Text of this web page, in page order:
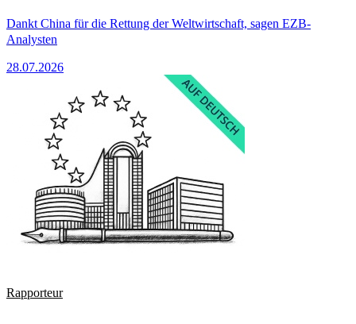
Dankt China für die Rettung der Weltwirtschaft, sagen EZB-
Analysten
28.07.2026
Rapporteur